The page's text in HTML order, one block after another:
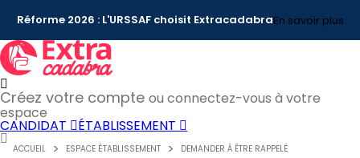
Réforme 2026 : L'URSSAF choisit ExtracadabraEn savoir plus
Créez votre compte ou connectez-vous à votre
espace
CANDIDAT ÉTABLISSEMENT
ACCUEIL ESPACE ÉTABLISSEMENT DEMANDER À ÊTRE RAPPELÉ